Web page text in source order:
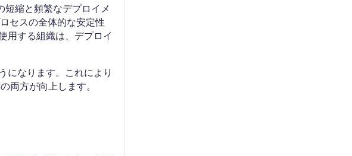
縮と頻繁なデプロイメ
セスの全体的な安定性
用する組織は、デプロイ
になります。これにより
両方が向上します。